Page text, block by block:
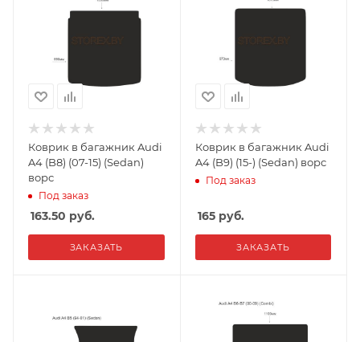
Коврик в багажник Audi
A4 (B8) (07-15) (Sedan)
ворс
Под заказ
163.50 руб.
ЗАКАЗАТЬ
Коврик в багажник Audi
A4 (B9) (15-) (Sedan) ворс
Под заказ
165руб.
ЗАКАЗАТЬ